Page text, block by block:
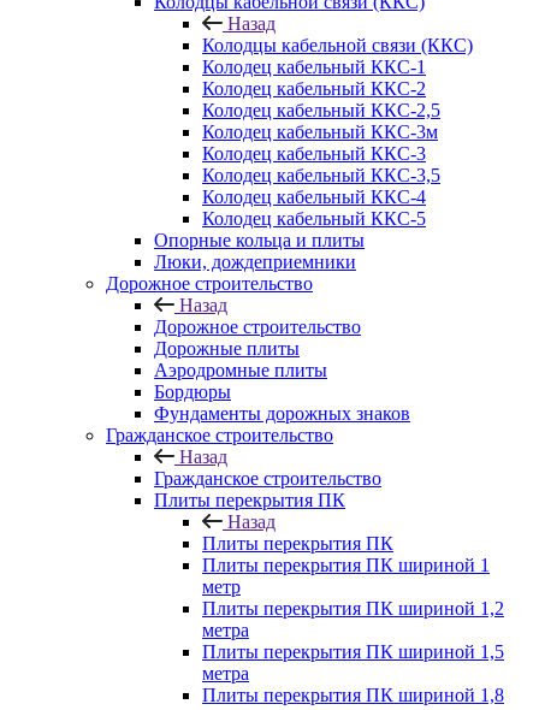
Назад
Колодцы кабельной связи (ККС)
Колодец кабельный ККС-1
Колодец кабельный ККС-2
Колодец кабельный ККС-2,5
Колодец кабельный ККС-3м
Колодец кабельный ККС-3
Колодец кабельный ККС-3,5
Колодец кабельный ККС-4
Колодец кабельный ККС-5
Опорные кольца и плиты
Люки, дождеприемники
Дорожное строительство
Назад
Дорожное строительство
Дорожные плиты
Аэродромные плиты
Бордюры
Фундаменты дорожных знаков
Гражданское строительство
Назад
Гражданское строительство
Плиты перекрытия ПК
Назад
Плиты перекрытия ПК
Плиты перекрытия ПК шириной 1
метр
Плиты перекрытия ПК шириной 1,2
метра
Плиты перекрытия ПК шириной 1,5
метра
Плиты перекрытия ПК шириной 1,8